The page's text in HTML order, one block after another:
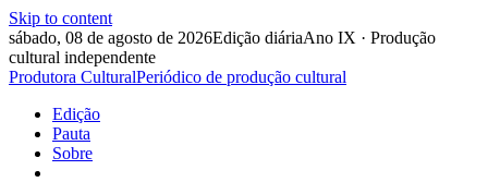
Skip to content
sábado, 08 de agosto de 2026Edição diáriaAno IX · Produção
cultural independente
Produtora CulturalPeriódico de produção cultural
Edição
Pauta
Sobre